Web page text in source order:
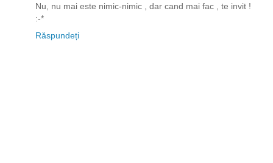
Nu, nu mai este nimic-nimic , dar cand mai fac , te invit !
:-*
Răspundeți